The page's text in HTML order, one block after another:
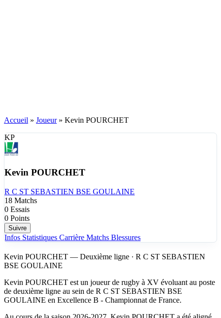
Accueil » Joueur» Kevin POURCHET
KP
Kevin POURCHET
R C ST SEBASTIEN BSE GOULAINE
18 Matchs
0 Essais
0 Points
Suivre
Infos Statistiques Carrière Matchs Blessures
Kevin POURCHET — Deuxième ligne · R C ST SEBASTIEN
BSE GOULAINE
Kevin POURCHET est un joueur de rugby à XV évoluant au poste
de deuxième ligne au sein de R C ST SEBASTIEN BSE
GOULAINE en Excellence B - Championnat de France.